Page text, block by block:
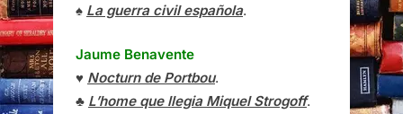
♠ La guerra civil española.
Jaume Benavente
♥ Nocturn de Portbou.
♣ L’home que llegia Miquel Strogoff.